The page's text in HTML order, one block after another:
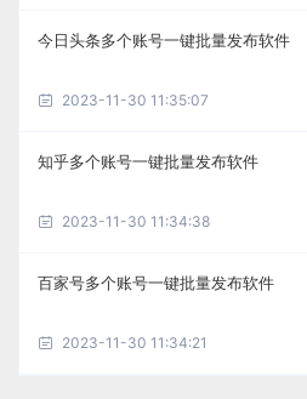
今日头条多个账号一键批量发布软件
2023-11-30 11:35:07
知乎多个账号一键批量发布软件
2023-11-30 11:34:38
百家号多个账号一键批量发布软件
2023-11-30 11:34:21